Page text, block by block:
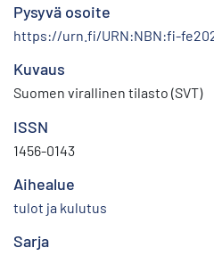
Pysyvä osoite
https://urn.fi/URN:NBN:fi-
Kuvaus
Suomen virallinen tilasto (SVT)
ISSN
1456-0143
Aihealue
tulot ja kulutus
Sarja